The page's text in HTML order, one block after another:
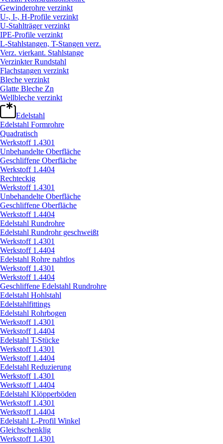
Gewinderohre verzinkt
U-, I-, H-Profile verzinkt
U-Stahlträger verzinkt
IPE-Profile verzinkt
L-Stahlstangen, T-Stangen verz.
Verz. vierkant. Stahlstange
Verzinkter Rundstahl
Flachstangen verzinkt
Bleche verzinkt
Glatte Bleche Zn
Wellbleche verzinkt
Edelstahl
Edelstahl Formrohre
Quadratisch
Werkstoff 1.4301
Unbehandelte Oberfläche
Geschliffene Oberfläche
Werkstoff 1.4404
Rechteckig
Werkstoff 1.4301
Unbehandelte Oberfläche
Geschliffene Oberfläche
Werkstoff 1.4404
Edelstahl Rundrohre
Edelstahl Rundrohr geschweißt
Werkstoff 1.4301
Werkstoff 1.4404
Edelstahl Rohre nahtlos
Werkstoff 1.4301
Werkstoff 1.4404
Geschliffene Edelstahl Rundrohre
Edelstahl Hohlstahl
Edelstahlfittings
Edelstahl Rohrbogen
Werkstoff 1.4301
Werkstoff 1.4404
Edelstahl T-Stücke
Werkstoff 1.4301
Werkstoff 1.4404
Edelstahl Reduzierung
Werkstoff 1.4301
Werkstoff 1.4404
Edelstahl Klöpperböden
Werkstoff 1.4301
Werkstoff 1.4404
Edelstahl L-Profil Winkel
Gleichschenklig
Werkstoff 1.4301